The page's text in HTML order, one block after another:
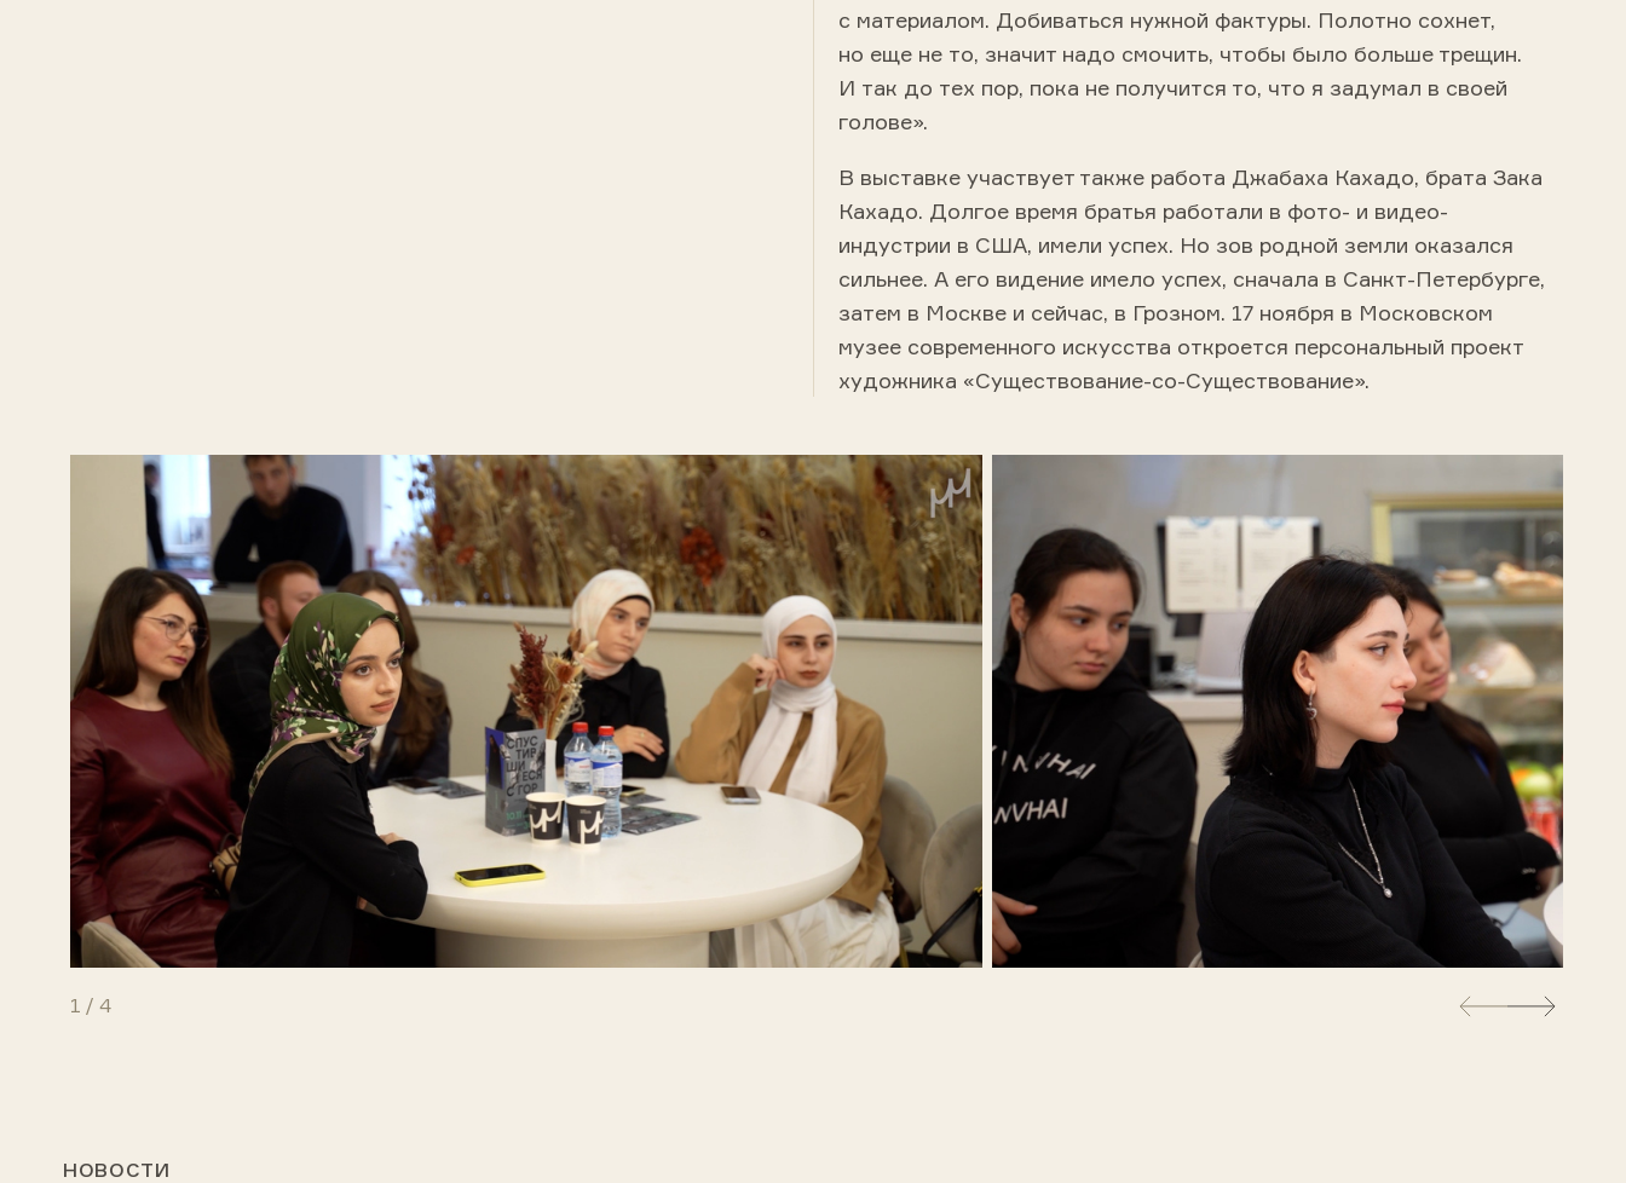
с материалом. Добиваться нужной фактуры. Полотно сохнет,
но еще не то, значит надо смочить, чтобы было больше трещин.
И так до тех пор, пока не получится то, что я задумал в своей
голове».
В выставке участвует также работа Джабаха Кахадо, брата Зака
Кахадо. Долгое время братья работали в фото- и видео-
индустрии в США, имели успех. Но зов родной земли оказался
сильнее. А его видение имело успех, сначала в Санкт-Петербурге,
затем в Москве и сейчас, в Грозном. 17 ноября в Московском
музее современного искусства откроется персональный проект
художника «Существование-со-Существование».
1 /4
НОВОСТИ